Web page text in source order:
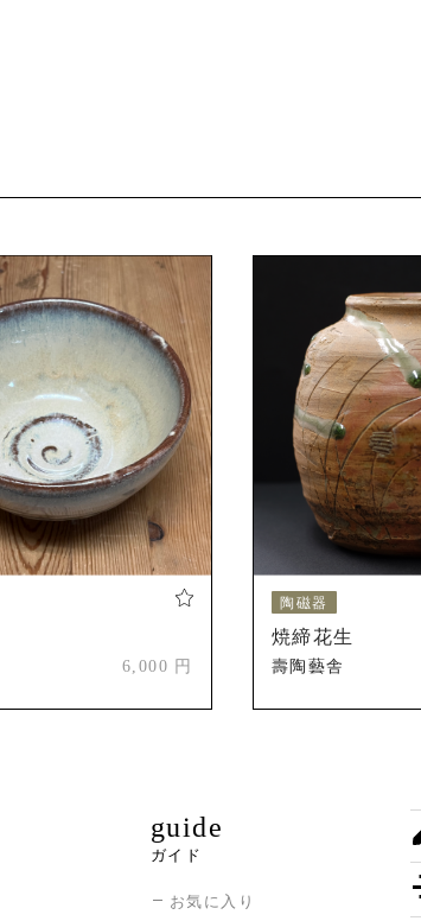
6,000 円
陶磁器
焼締花生
壽陶藝舎
guide
ガイド
お気に入り